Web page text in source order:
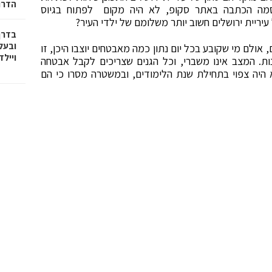
הכתבה באתר סקופ, לא היה מקום לפתוח בגיוס
ירושלים חשוב יותר משלומם של ילדי העיר?
מי שקובע בכל יום נתון כמה מאבטחים יוצבו היכן, זו
המצב אינו משברי, וכל הגנים שצריכים לקבל אבטחה
צפוי בתחילת שנת הלימודים, ובמשטרה מסרו כי הם